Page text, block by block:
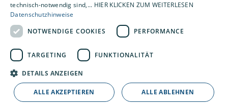
Datenschutzerklärung.
Cookie-Einstellungen öffnen
technisch-notwendig sind,... HIER KLICKEN ZUM WEITERLESEN
Datenschutzhinweise
NOTWENDIGE COOKIES
PERFORMANCE
TARGETING FUNKTIONALITÄT
DETAILS ANZEIGEN
ALLE AKZEPTIEREN ALLE ABLEHNEN